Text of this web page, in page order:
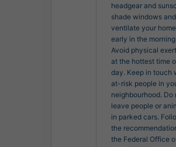
headgear and
shade windows and
ventilate your home
early in the
Avoid physical
at the hottest time
day. Keep in touch
at-risk people in
neighbourhood. Do
leave people or
in parked cars.
the
the Federal Office